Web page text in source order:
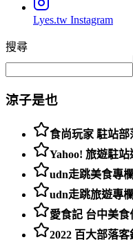
Lyes.tw Instagram
搜尋
涼子是也
食尚玩家 駐站部
Yahoo! 旅遊駐站
udn走跳美食專
udn走跳旅遊專
愛食記 台中美食
2022 百大部落客